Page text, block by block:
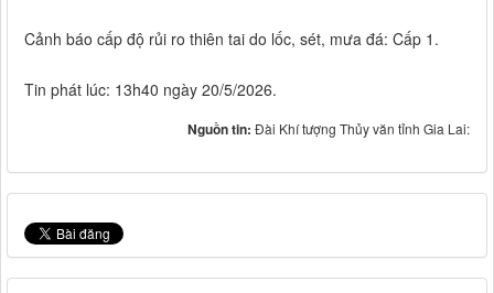
Cảnh báo cấp độ rủi ro thiên tai do lốc, sét, mưa đá: Cấp 1.
Tin phát lúc: 13h40 ngày 20/5/2026.
Nguồn tin: Đài Khí tượng Thủy văn tỉnh Gia Lai: